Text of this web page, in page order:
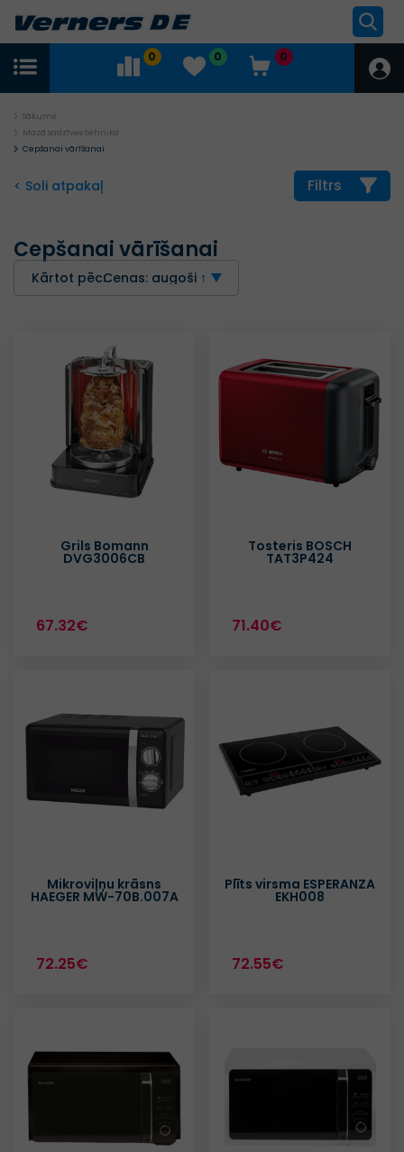
0 0 0
Sākums
Mazā sadzīves tehnika
Cepšanai vārīšanai
< Soli atpakaļ Filtrs
Cepšanai vārīšanai
Kārtot pēc:Cenas: augoši ↑
Grils Bomann
DVG3006CB
67.32€
Tosteris BOSCH
TAT3P424
71.40€
Mikroviļņu krāsns
HAEGER MW-70B.007A
72.25€
Plīts virsma ESPERANZA
EKH008
72.55€